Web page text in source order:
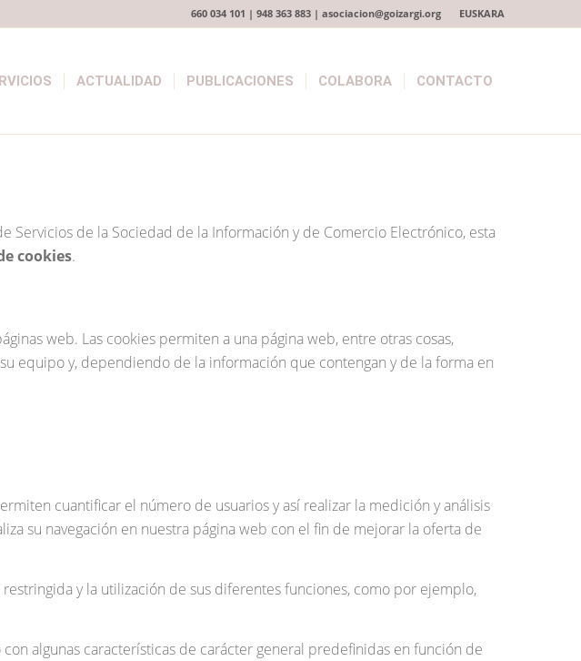
EUSKARA
660 034 101 | 948 363 883 | asociacion@goizargi.org
ACTUALIDAD PUBLICACIONES COLABORA CONTACTO
de la Sociedad de la Información y de Comercio Electrónico, esta
cookies.
web. Las cookies permiten a una página web, entre otras cosas,
equipo y, dependiendo de la información que contengan y de la forma en
cuantificar el número de usuarios y así realizar la medición y análisis
su navegación en nuestra página web con el fin de mejorar la oferta de
y la utilización de sus diferentes funciones, como por ejemplo,
algunas características de carácter general predefinidas en función de